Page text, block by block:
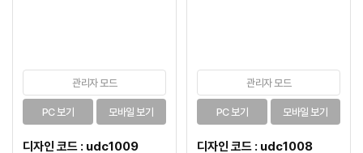
관리자 모드
PC 보기 모바일 보기
디자인 코드 : udc1009
관리자 모드
PC 보기 모바일 보기
디자인 코드 : udc1008